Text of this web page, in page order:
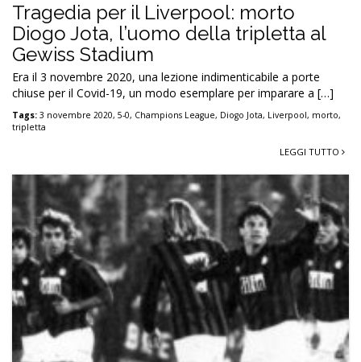
Tragedia per il Liverpool: morto
Diogo Jota, l’uomo della tripletta al
Gewiss Stadium
Era il 3 novembre 2020, una lezione indimenticabile a porte
chiuse per il Covid-19, un modo esemplare per imparare a […]
Tags: 3 novembre 2020, 5-0, Champions League, Diogo Jota, Liverpool, morto,
tripletta
LEGGI TUTTO